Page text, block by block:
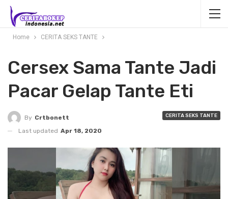
Home CERITA SEKS TANTE
Cersex Sama Tante Jadi
Pacar Gelap Tante Eti
CERITA SEKS TANTE
By Crtbonett
Last updated Apr 18, 2020